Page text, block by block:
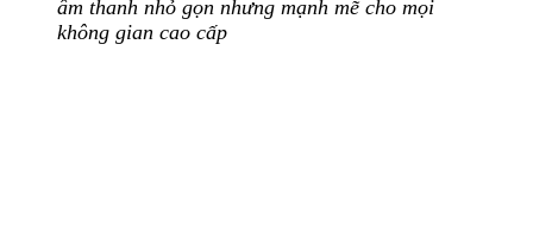
âm thanh nhỏ gọn nhưng mạnh mẽ cho mọi
không gian cao cấp